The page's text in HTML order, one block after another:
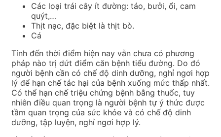
Các loại trái cây ít đường: táo, bưởi, ổi, cam
quýt,…
Thịt nạc, đặc biệt là thịt bò.
Cá
Tính đến thời điểm hiện nay vẫn chưa có phương
pháp nào trị dứt điểm căn bệnh tiểu đường. Do đó
người bệnh cần có chế độ dinh dưỡng, nghỉ ngơi hợp
lý để hạn chế tác hại của bệnh xuống mức thấp nhất.
Có thể hạn chế triệu chứng bệnh bằng thuốc, tuy
nhiên điều quan trọng là người bệnh tự ý thức được
tầm quan trọng của sức khỏe và có chế độ dinh
dưỡng, tập luyện, nghỉ ngơi hợp lý.